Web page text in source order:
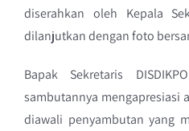
diserahkan oleh Kepala
dilanjutkan dengan foto
Bapak Sekretaris
sambutannya mengapresiasi
diawali penyambutan yang